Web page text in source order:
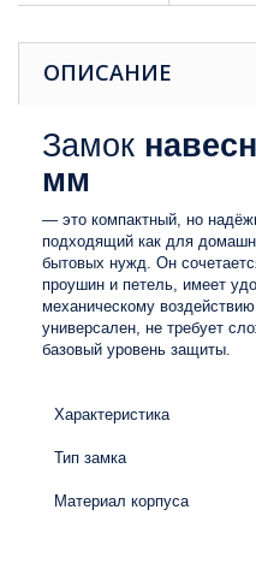
ОПИСАНИЕ
Замок
мм
— это компактный, но
подходящий как для
бытовых нужд. Он
проушин и петель, имеет
механическому
универсален, не требует
базовый уровень защиты.
Характеристика
Тип замка
Материал корпуса